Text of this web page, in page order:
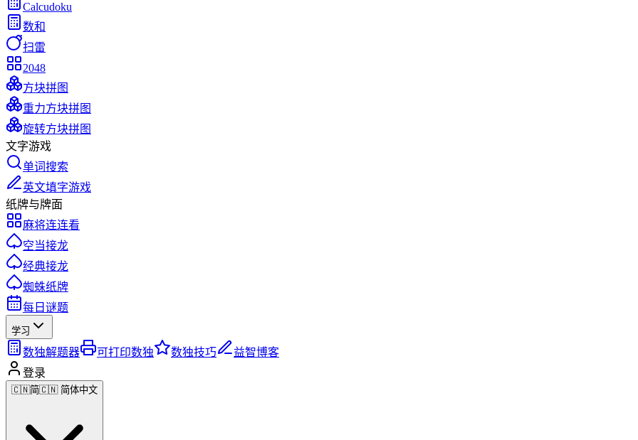
Calcudoku
数和
扫雷
2048
方块拼图
重力方块拼图
旋转方块拼图
文字游戏
单词搜索
英文填字游戏
纸牌与牌面
麻将连连看
空当接龙
经典接龙
蜘蛛纸牌
每日谜题
学习
数独解题器 可打印数独 数独技巧
益智博客
登录
🇨🇳简🇨🇳 简体中文